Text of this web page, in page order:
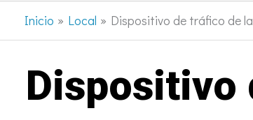
Inicio Local Dispositivo de tráfico de
Dispositivo